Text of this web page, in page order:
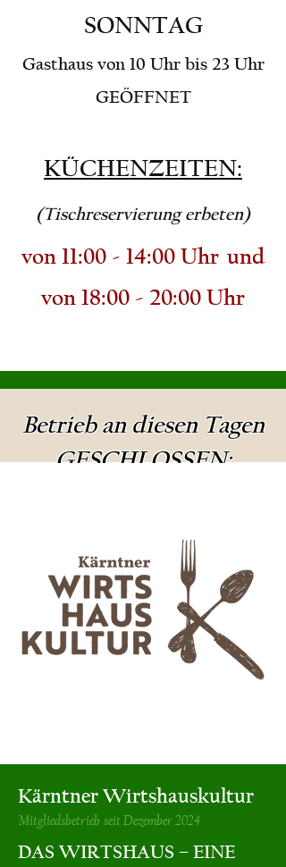
SONNTAG
Gasthaus von 10 Uhr bis 23 Uhr
GEÖFFNET
KÜCHENZEITEN:
(Tischreservierung erbeten)
von 11:00 - 14:00 Uhr und
von 18:00 - 20:00 Uhr
Betrieb an diesen Tagen
GESCHLOSSEN:
Kärntner Wirtshauskultur
Mitgliedsbetrieb seit Dezember 2024
DAS WIRTSHAUS – EINE